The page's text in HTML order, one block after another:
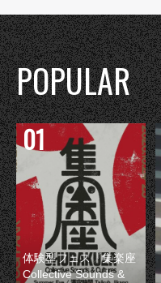
POPULAR
体験型フェス『集楽座
Collective Sounds &